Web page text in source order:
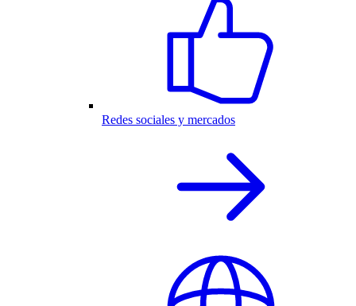
Redes sociales y mercados